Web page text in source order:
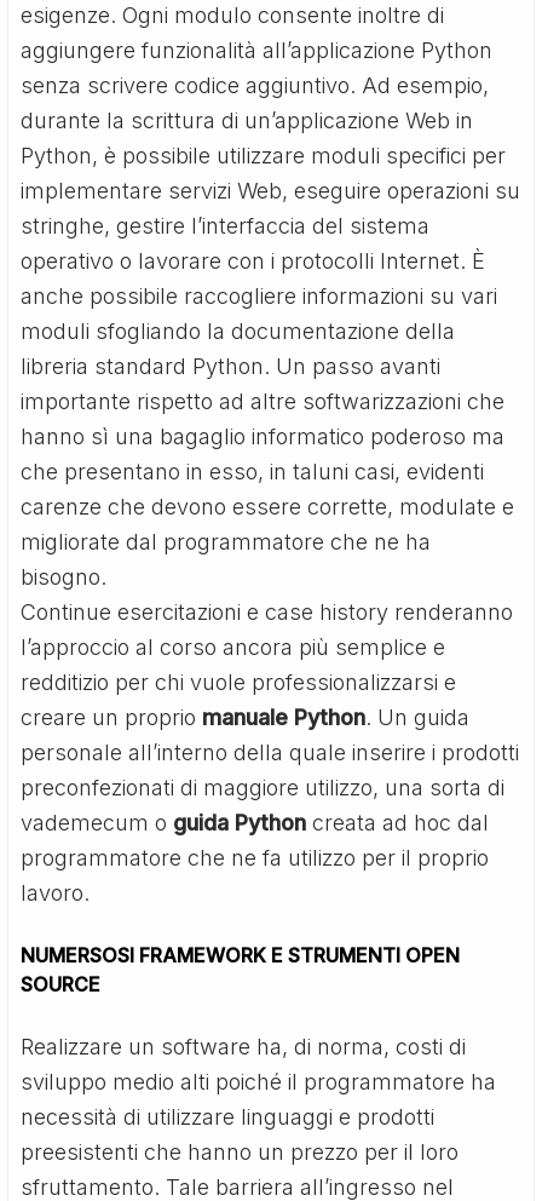
esigenze. Ogni modulo consente inoltre di
aggiungere funzionalità all’applicazione Python
senza scrivere codice aggiuntivo. Ad esempio,
durante la scrittura di un’applicazione Web in
Python, è possibile utilizzare moduli specifici per
implementare servizi Web, eseguire operazioni su
stringhe, gestire l’interfaccia del sistema
operativo o lavorare con i protocolli Internet. È
anche possibile raccogliere informazioni su vari
moduli sfogliando la documentazione della
libreria standard Python. Un passo avanti
importante rispetto ad altre softwarizzazioni che
hanno sì una bagaglio informatico poderoso ma
che presentano in esso, in taluni casi, evidenti
carenze che devono essere corrette, modulate e
migliorate dal programmatore che ne ha
bisogno.
Continue esercitazioni e case history renderanno
l’approccio al corso ancora più semplice e
redditizio per chi vuole professionalizzarsi e
creare un proprio manuale Python. Un guida
personale all’interno della quale inserire i prodotti
preconfezionati di maggiore utilizzo, una sorta di
vademecum o guida Python creata ad hoc dal
programmatore che ne fa utilizzo per il proprio
lavoro.
NUMERSOSI FRAMEWORK E STRUMENTI OPEN
SOURCE
Realizzare un software ha, di norma, costi di
sviluppo medio alti poiché il programmatore ha
necessità di utilizzare linguaggi e prodotti
preesistenti che hanno un prezzo per il loro
sfruttamento. Tale barriera all’ingresso nel